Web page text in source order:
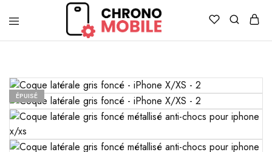
Chronomobile
Achat,
de
smartphones
et
tablettes
ÉPUISÉ